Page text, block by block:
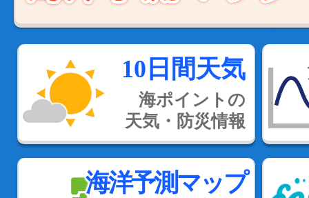
10日間天気
海ポイントの
天気・防災情報
海洋予測マップ